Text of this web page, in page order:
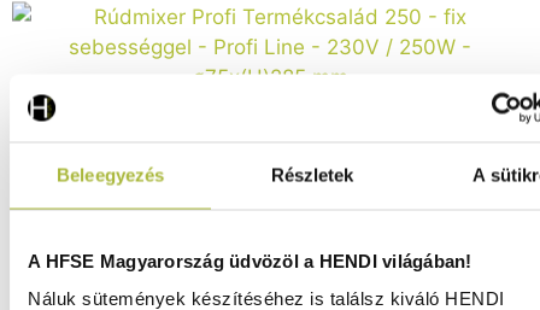
Beleegyezés Részletek A
A HFSE Magyarország üdvözöl a HENDI világában!
Náluk sütemények készítéséhez is találsz kiváló HENDI
Rúdmixer Profi Termékcsalád 250 – fix sebességgel –
Profi Line – 230V / 250W – ø75x(H)285 mm - HENDI
224328